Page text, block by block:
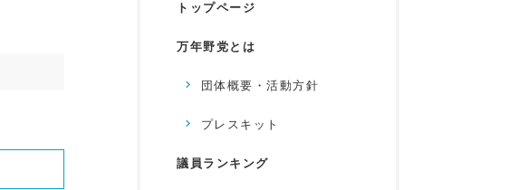
トップページ
万年野党とは
団体概要・活動方針
プレスキット
議員ランキング